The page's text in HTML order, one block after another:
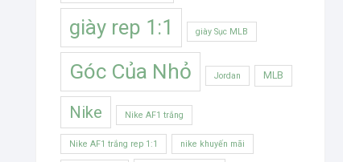
giày rep 1:1 giày Sục MLB
Góc Của Nhỏ Jordan MLB
Nike Nike AF1 trắng
Nike AF1 trắng rep 1:1 nike khuyến mãi